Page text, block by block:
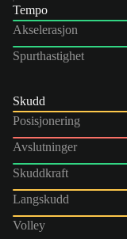
Tempo
Akselerasjon
Spurthastighet
Skudd
Posisjonering
Avslutninger
Skuddkraft
Langskudd
Volley